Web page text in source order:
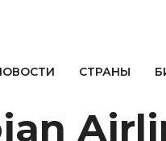
СТРАНЫ